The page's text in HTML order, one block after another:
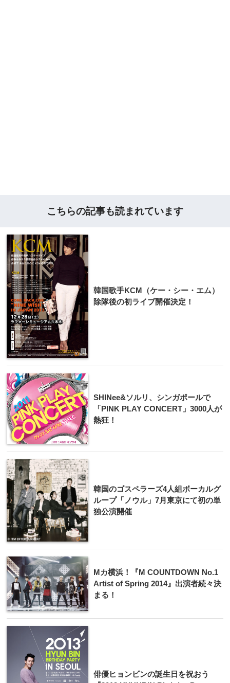
こちらの記事も読まれています
韓国歌手KCM（ケー・シー・エム）
除隊​後の初ライブ開催決定！
SHINee&ソルリ、シンガポールで
「PINK PLAY CONCERT」3000人が
熱狂！
韓国のゴスペラーズ4人組ボーカルグ
ループ「ノウル」7月東京にて初の単
独公演開催
Mカ横浜！『M COUNTDOWN No.1
Artist of Spring 2014』出演者続々決
まる！
俳優ヒョンビンの誕生日を祝おう